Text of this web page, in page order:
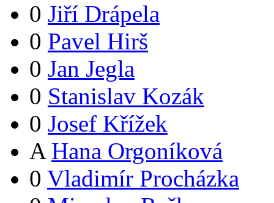
0 Jiří Drápela
0 Pavel Hirš
0 Jan Jegla
0 Stanislav Kozák
0 Josef Křížek
A Hana Orgoníková
0 Vladimír Procházka